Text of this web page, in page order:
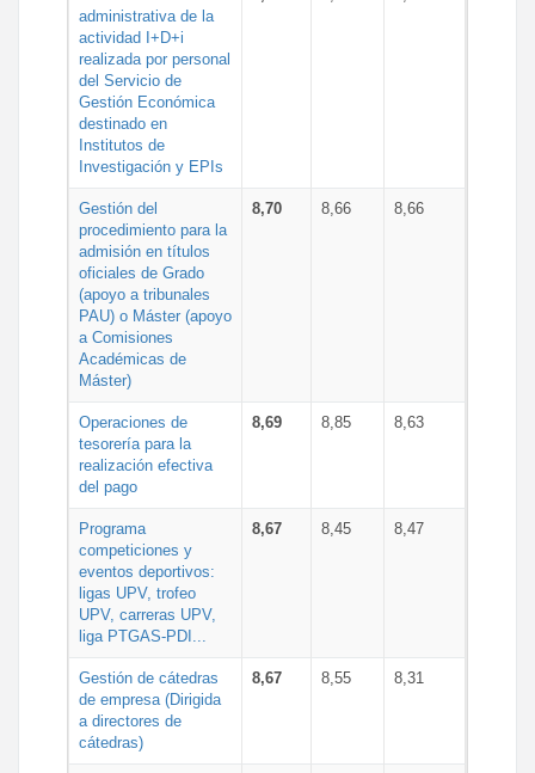
administrativa de la
actividad I+D+i
realizada por personal
del Servicio de
Gestión Económica
destinado en
Institutos de
Investigación y EPIs
Gestión del
procedimiento para la
admisión en títulos
oficiales de Grado
(apoyo a tribunales
PAU) o Máster (apoyo
a Comisiones
Académicas de
Máster)
8,70 8,66 8,66
Operaciones de
tesorería para la
realización efectiva
del pago
8,69 8,85 8,63
Programa
competiciones y
eventos deportivos:
ligas UPV, trofeo
UPV, carreras UPV,
liga PTGAS-PDI...
8,67 8,45 8,47
Gestión de cátedras
de empresa (Dirigida
a directores de
cátedras)
8,67 8,55 8,31